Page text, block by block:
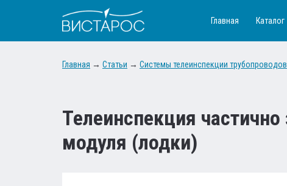
Главная Каталог
Главная → Статьи → Системы телеинспекции трубопроводов
Телеинспекция
модуля (лодки)